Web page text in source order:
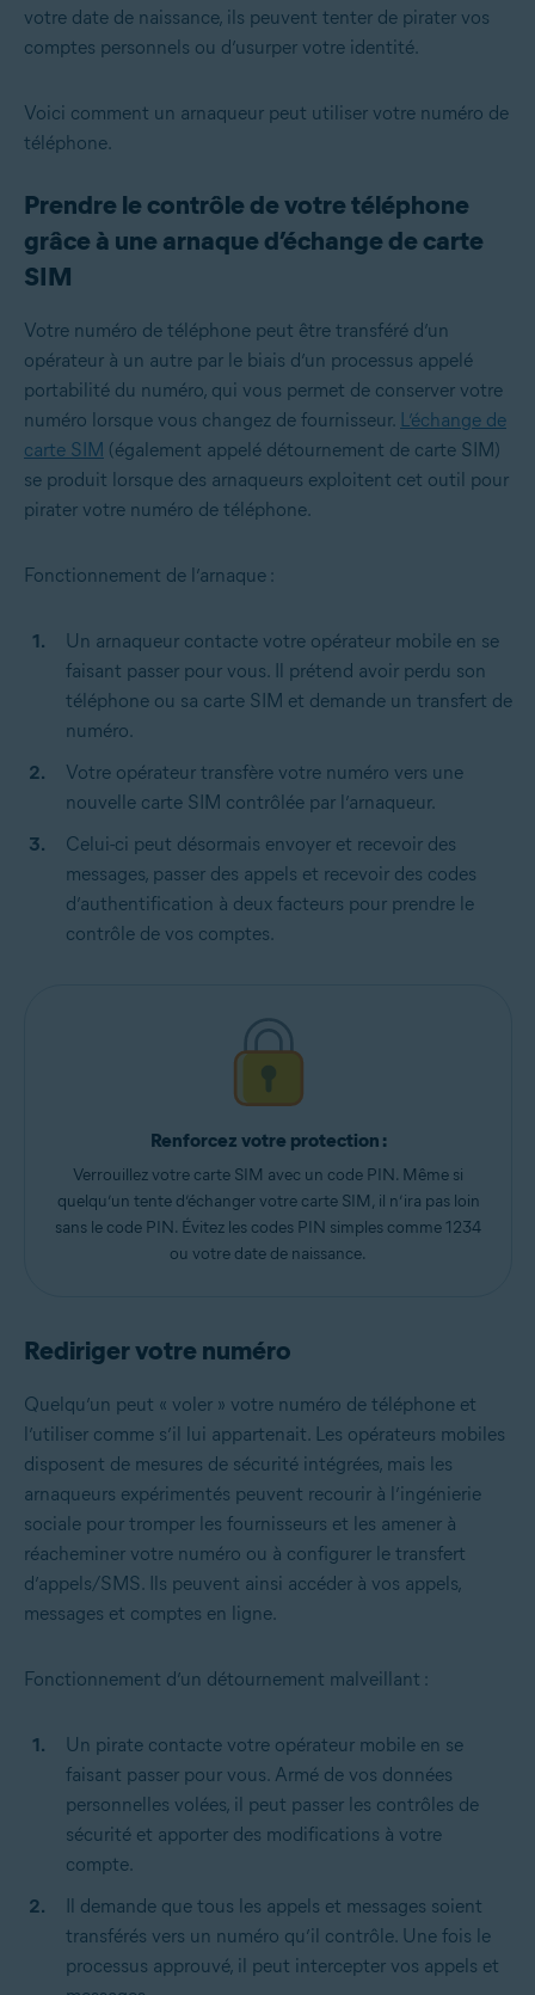
votre date de naissance, ils peuvent tenter de pirater vos
comptes personnels ou d’usurper votre identité.
Voici comment un arnaqueur peut utiliser votre numéro de
téléphone.
Prendre le contrôle de votre téléphone
grâce à une arnaque d’échange de carte
SIM
Votre numéro de téléphone peut être transféré d’un
opérateur à un autre par le biais d’un processus appelé
portabilité du numéro, qui vous permet de conserver votre
numéro lorsque vous changez de fournisseur. L’échange de
carte SIM (également appelé détournement de carte SIM)
se produit lorsque des arnaqueurs exploitent cet outil pour
pirater votre numéro de téléphone.
Fonctionnement de l’arnaque :
Un arnaqueur contacte votre opérateur mobile en se
faisant passer pour vous. Il prétend avoir perdu son
téléphone ou sa carte SIM et demande un transfert de
numéro.
Votre opérateur transfère votre numéro vers une
nouvelle carte SIM contrôlée par l’arnaqueur.
Celui-ci peut désormais envoyer et recevoir des
messages, passer des appels et recevoir des codes
d’authentification à deux facteurs pour prendre le
contrôle de vos comptes.
Renforcez votre protection :
Verrouillez votre carte SIM avec un code PIN. Même si
quelqu’un tente d’échanger votre carte SIM, il n’ira pas loin
sans le code PIN. Évitez les codes PIN simples comme 1234
ou votre date de naissance.
Rediriger votre numéro
Quelqu’un peut « voler » votre numéro de téléphone et
l’utiliser comme s’il lui appartenait. Les opérateurs mobiles
disposent de mesures de sécurité intégrées, mais les
arnaqueurs expérimentés peuvent recourir à l’ingénierie
sociale pour tromper les fournisseurs et les amener à
réacheminer votre numéro ou à configurer le transfert
d’appels/SMS. Ils peuvent ainsi accéder à vos appels,
messages et comptes en ligne.
Fonctionnement d’un détournement malveillant :
Un pirate contacte votre opérateur mobile en se
faisant passer pour vous. Armé de vos données
personnelles volées, il peut passer les contrôles de
sécurité et apporter des modifications à votre
compte.
Il demande que tous les appels et messages soient
transférés vers un numéro qu’il contrôle. Une fois le
processus approuvé, il peut intercepter vos appels et